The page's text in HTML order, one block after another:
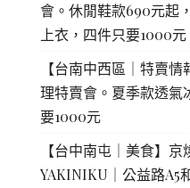
會。休閒鞋款690元起
上衣，四件只要1000
【台南中西區｜特賣
理特賣會。夏季款透氣
要1000元
【台中南屯｜美食】京
YAKINIKU｜公益路A5